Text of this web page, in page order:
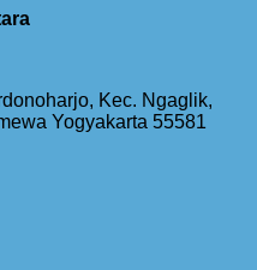
Kec. Ngaglik,
Yogyakarta 55581